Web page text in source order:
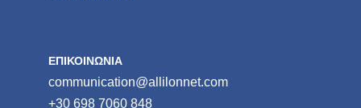
ΕΠΙΚΟΙΝΩΝΙΑ
communication@allilonnet.com
+30 698 7060 848